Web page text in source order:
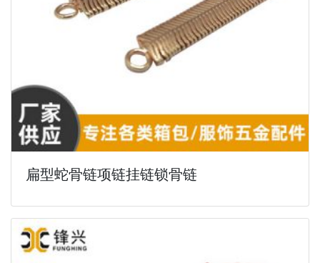
扁型蛇骨链项链挂链锁骨链